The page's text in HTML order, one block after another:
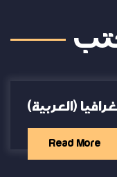
Read More